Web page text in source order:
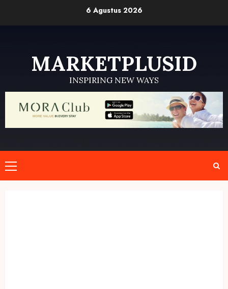
6 Agustus 2026
MARKETPLUSID
INSPIRING NEW WAYS
Primary
Menu